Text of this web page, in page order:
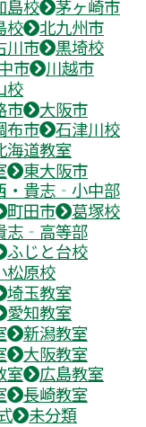
島校
茅ヶ崎市
校
北九州市
川市
黒埼校
市
川越市
校
市
大阪市
布市
石津川校
海道教室
東大阪市
・貴志‐小中部
町田市
葛塚校
志‐高等部
ふじと台校
松原校
埼玉教室
愛知教室
新潟教室
大阪教室
室
広島教室
長崎教室
未分類